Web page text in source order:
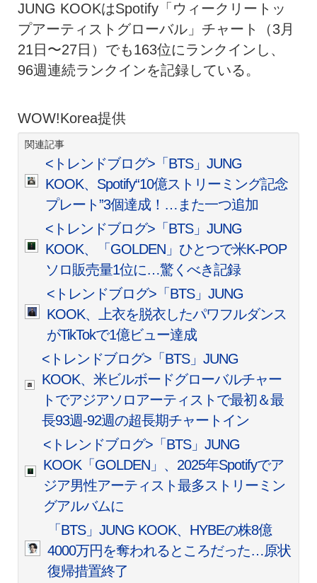
JUNG KOOKはSpotify「ウィークリートッ
プアーティストグローバル」チャート（3月
21日〜27日）でも163位にランクインし、
96週連続ランクインを記録している。
WOW!Korea提供
関連記事
<トレンドブログ>「BTS」JUNG
KOOK、Spotify“10億ストリーミング記念
プレート”3個達成！…また一つ追加
<トレンドブログ>「BTS」JUNG
KOOK、「GOLDEN」ひとつで米K-POP
ソロ販売量1位に…驚くべき記録
<トレンドブログ>「BTS」JUNG
KOOK、上衣を脱衣したパワフルダンス
がTikTokで1億ビュー達成
<トレンドブログ>「BTS」JUNG
KOOK、米ビルボードグローバルチャー
トでアジアソロアーティストで最初＆最
長93週-92週の超長期チャートイン
<トレンドブログ>「BTS」JUNG
KOOK「GOLDEN」、2025年Spotifyでア
ジア男性アーティスト最多ストリーミン
グアルバムに
「BTS」JUNG KOOK、HYBEの株8億
4000万円を奪われるところだった…原状
復帰措置終了